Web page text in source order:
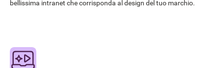
bellissima intranet che corrisponda al design del tuo marchio.